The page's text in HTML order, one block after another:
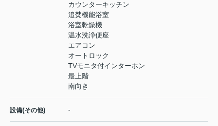
カウンターキッチン
追焚機能浴室
浴室乾燥機
温水洗浄便座
エアコン
オートロック
TVモニタ付インターホン
最上階
南向き
設備(その他) -